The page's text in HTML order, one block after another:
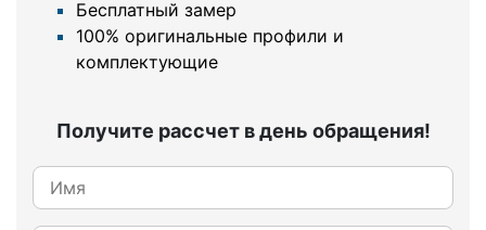
Бесплатный замер
100% оригинальные профили и
комплектующие
Получите рассчет в день обращения!